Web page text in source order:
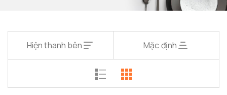
Hiện thanh bên Mặc định